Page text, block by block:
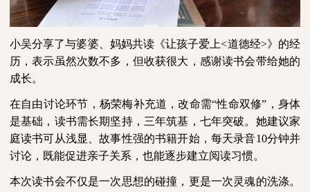
小吴分享了与婆婆、妈妈共读《让孩子爱上<道德经>》的经
历，表示虽然次数不多，但收获很大，感谢读书会带给她的
成长。
在自由讨论环节，杨荣梅补充道，改命需“性命双修”，身体
是基础，读书需长期坚持，三年筑基，七年突破。她建议家
庭读书可从浅显、故事性强的书籍开始，每天录音10分钟并
讨论，既能促进亲子关系，也能逐步建立阅读习惯。
本次读书会不仅是一次思想的碰撞，更是一次灵魂的洗涤。